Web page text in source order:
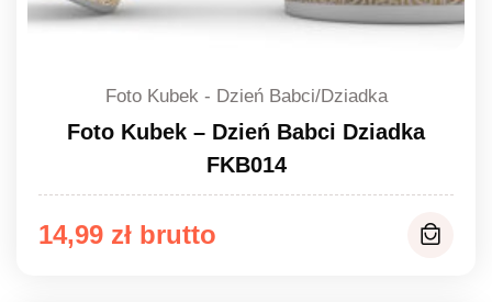
Foto Kubek - Dzień Babci/Dziadka
Foto Kubek – Dzień Babci Dziadka
FKB014
14,99 zł